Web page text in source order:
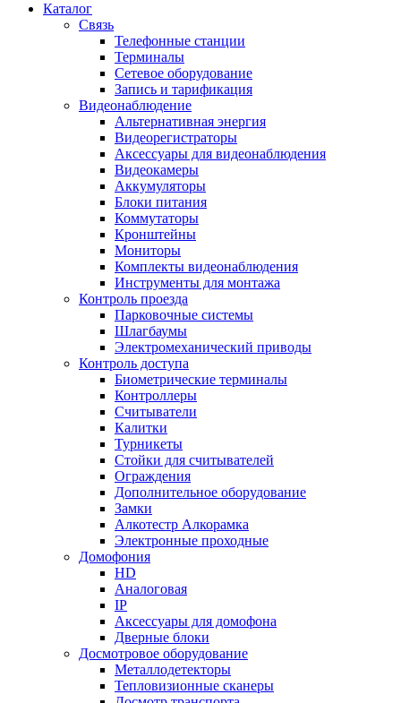
Каталог
Связь
Телефонные станции
Терминалы
Сетевое оборудование
Запись и тарификация
Видеонаблюдение
Альтернативная энергия
Видеорегистраторы
Аксессуары для видеонаблюдения
Видеокамеры
Аккумуляторы
Блоки питания
Коммутаторы
Кронштейны
Мониторы
Комплекты видеонаблюдения
Инструменты для монтажа
Контроль проезда
Парковочные системы
Шлагбаумы
Электромеханический приводы
Контроль доступа
Биометрические терминалы
Контроллеры
Считыватели
Калитки
Турникеты
Стойки для считывателей
Ограждения
Дополнительное оборудование
Замки
Алкотестр Алкорамка
Электронные проходные
Домофония
HD
Аналоговая
IP
Аксессуары для домофона
Дверные блоки
Досмотровое оборудование
Металлодетекторы
Тепловизионные сканеры